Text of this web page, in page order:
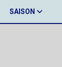
SAISON